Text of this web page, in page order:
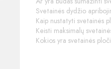
Svetainės dydžio
Kaip nustatyti svetainės
Keisti maksimalų
Kokios yra svetainės